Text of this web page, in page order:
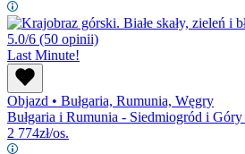
5.0/6 (50 opinii)
Last Minute!
Objazd • Bułgaria, Rumunia, Węgry
Bułgaria i Rumunia - Siedmiogród i Góry
2 774zł/os.